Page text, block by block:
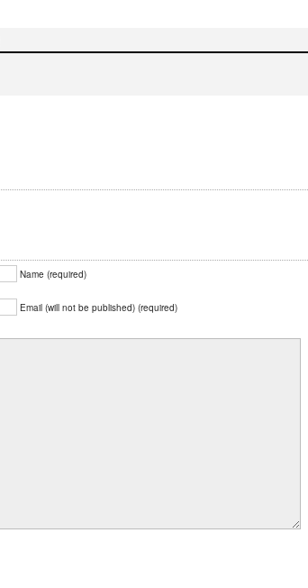
Name (required)
Email (will not be published) (required)